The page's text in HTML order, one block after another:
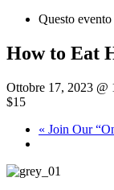
Questo evento
How to Eat
Ottobre 17, 2023 @
$15
« Join Our